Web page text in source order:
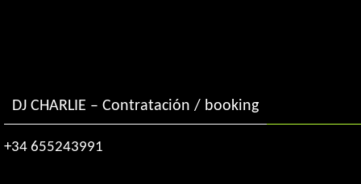
DJ CHARLIE – Contratación / booking
+34 655243991